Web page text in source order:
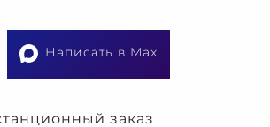
Написать в Max
заказ